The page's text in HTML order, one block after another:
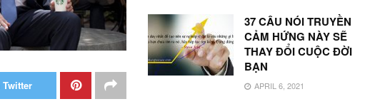
37 CÂU NÓI TRUYỀN
CẢM HỨNG NÀY SẼ
THAY ĐỔI CUỘC ĐỜI
BẠN
APRIL 6, 2021